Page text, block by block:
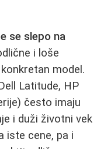
se slepo na
i loše
model.
Latitude, HP
često imaju
i duži životni vek
iste cene, pa i